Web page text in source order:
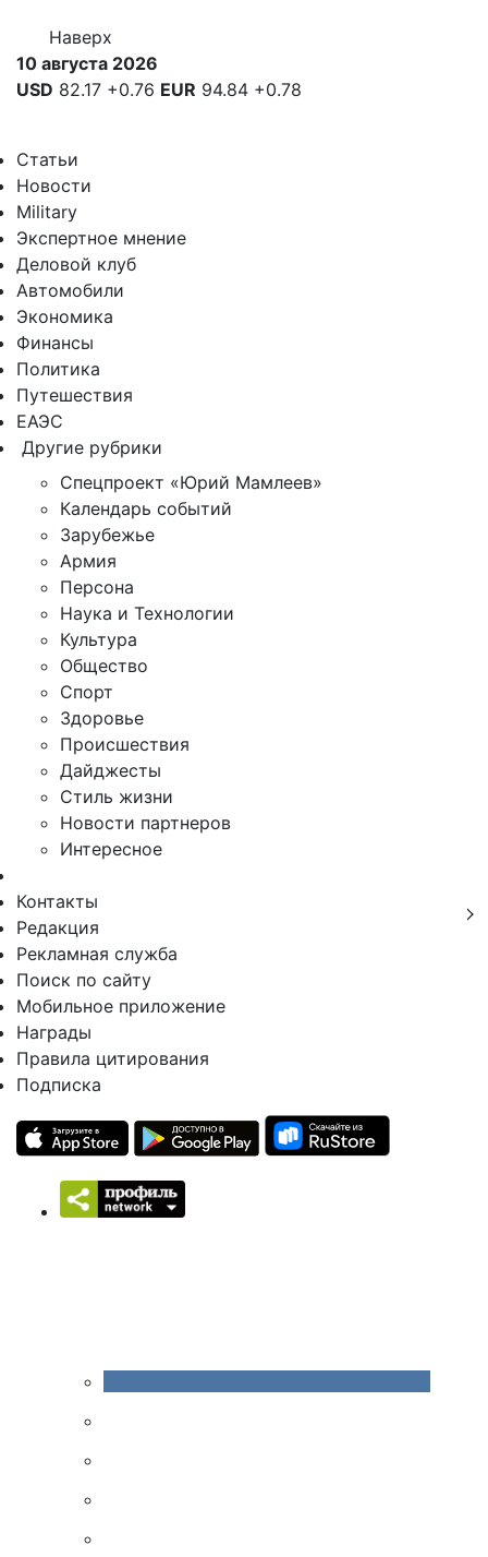
Наверх
10 августа 2026
USD 82.17 +0.76 EUR 94.84 +0.78
Статьи
Новости
Military
Экспертное мнение
Деловой клуб
Автомобили
Экономика
Финансы
Политика
Путешествия
ЕАЭС
Другие рубрики
Спецпроект «Юрий Мамлеев»
Календарь событий
Зарубежье
Армия
Персона
Наука и Технологии
Культура
Общество
Спорт
Здоровье
Происшествия
Дайджесты
Стиль жизни
Новости партнеров
Интересное
Контакты
Редакция
Рекламная служба
Поиск по сайту
Мобильное приложение
Награды
Правила цитирования
Подписка